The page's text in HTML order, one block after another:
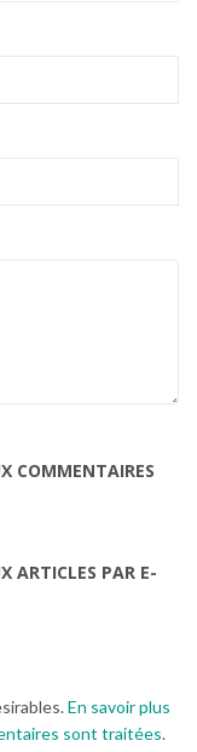
COMMENTAIRES
ARTICLES PAR E-
En savoir plus
sont traitées.